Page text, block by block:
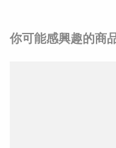
你可能感興趣的商